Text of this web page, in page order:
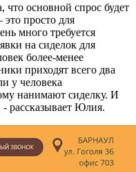
что основной спрос будет
просто для
много требуется
на сиделок для
более-менее
приходят всего два
у человека
нанимают сиделку. И
- рассказывает Юлия.